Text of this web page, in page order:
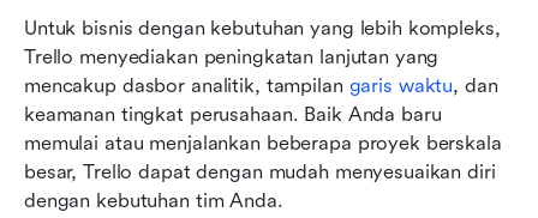
Untuk bisnis dengan kebutuhan yang lebih kompleks,
Trello menyediakan peningkatan lanjutan yang
mencakup dasbor analitik, tampilan garis waktu, dan
keamanan tingkat perusahaan. Baik Anda baru
memulai atau menjalankan beberapa proyek berskala
besar, Trello dapat dengan mudah menyesuaikan diri
dengan kebutuhan tim Anda.